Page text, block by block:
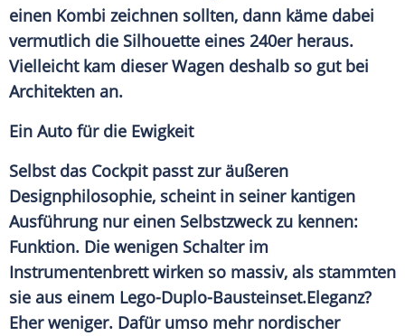
einen Kombi zeichnen sollten, dann käme dabei
vermutlich die Silhouette eines 240er heraus.
Vielleicht kam dieser Wagen deshalb so gut bei
Architekten an.
Ein Auto für die Ewigkeit
Selbst das Cockpit passt zur äußeren
Designphilosophie, scheint in seiner kantigen
Ausführung nur einen Selbstzweck zu kennen:
Funktion. Die wenigen Schalter im
Instrumentenbrett wirken so massiv, als stammten
sie aus einem Lego-Duplo-Bausteinset.Eleganz?
Eher weniger. Dafür umso mehr nordischer